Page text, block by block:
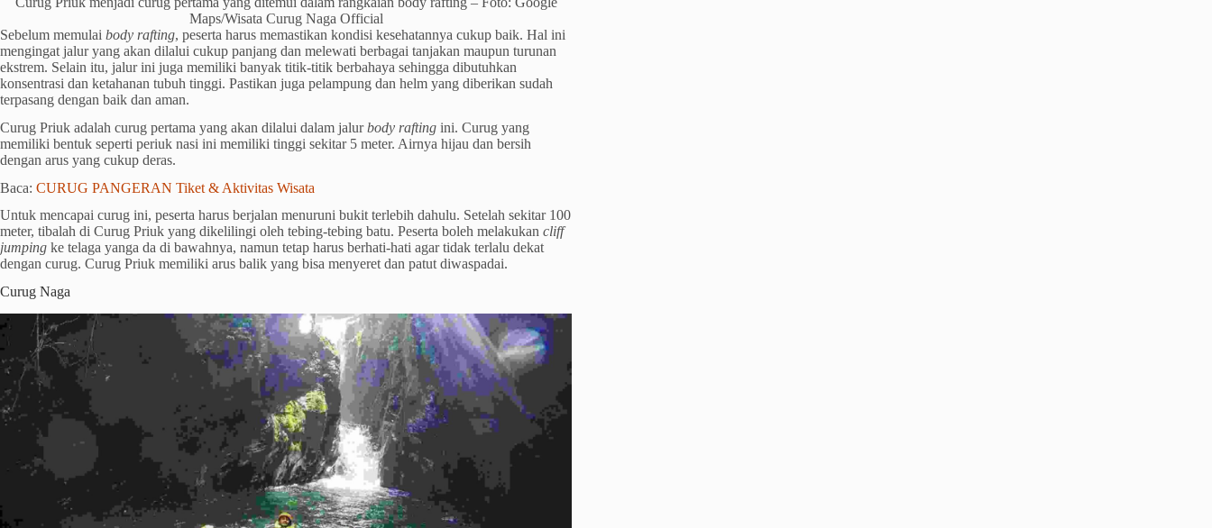
Maps/Wisata Curug Naga Official
Sebelum memulai body rafting, peserta harus memastikan kondisi kesehatannya cukup baik. Hal ini
mengingat jalur yang akan dilalui cukup panjang dan melewati berbagai tanjakan maupun turunan
ekstrem. Selain itu, jalur ini juga memiliki banyak titik-titik berbahaya sehingga dibutuhkan
konsentrasi dan ketahanan tubuh tinggi. Pastikan juga pelampung dan helm yang diberikan sudah
terpasang dengan baik dan aman.
Curug Priuk adalah curug pertama yang akan dilalui dalam jalurbody rafting ini. Curug yang
memiliki bentuk seperti periuk nasi ini memiliki tinggi sekitar 5 meter. Airnya hijau dan bersih
dengan arus yang cukup deras.
Baca: CURUG PANGERAN Tiket & Aktivitas Wisata
Untuk mencapai curug ini, peserta harus berjalan menuruni bukit terlebih dahulu. Setelah sekitar 100
meter, tibalah di Curug Priuk yang dikelilingi oleh tebing-tebing batu. Peserta boleh melakukan cliff
jumping ke telaga yanga da di bawahnya, namun tetap harus berhati-hati agar tidak terlalu dekat
dengan curug. Curug Priuk memiliki arus balik yang bisa menyeret dan patut diwaspadai.
Curug Naga